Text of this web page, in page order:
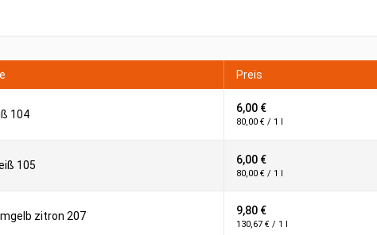
Preis
104 6,00 €
80,00 € / 1 l
105 6,00 €
80,00 € / 1 l
zitron 207 9,80 €
130,67 € / 1 l